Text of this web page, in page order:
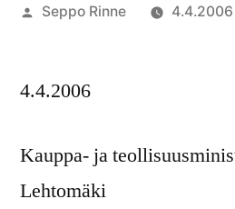
Artikkelin
Seppo Rinne 4.4.2006
4.4.2006
Kauppa- ja
Lehtomäki